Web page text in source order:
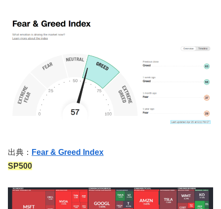
出典： Fear & Greed Index
SP500